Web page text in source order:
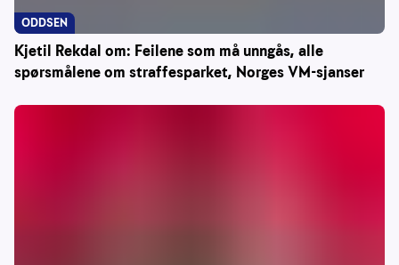
Kjetil Rekdal om: Feilene som må unngås, alle
spørsmålene om straffesparket, Norges VM-sjanser
ODDSEN